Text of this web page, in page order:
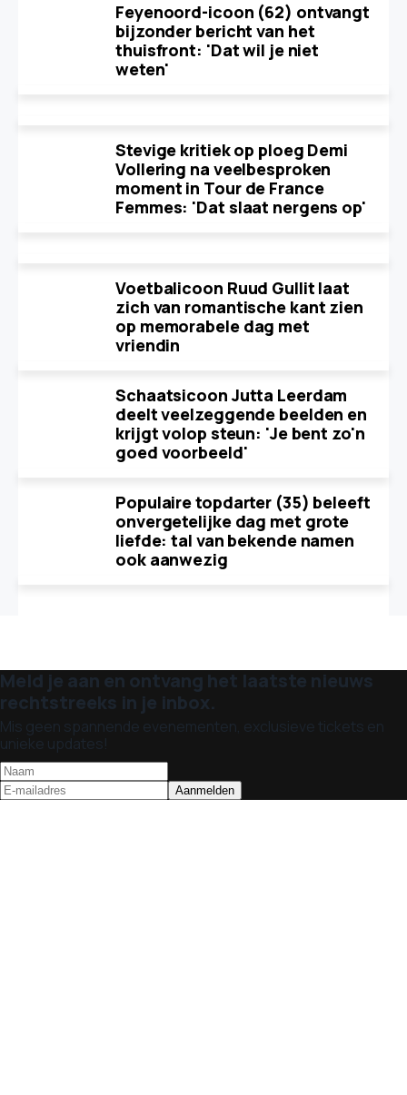
Feyenoord-icoon (62) ontvangt
bijzonder bericht van het
thuisfront: 'Dat wil je niet
weten'
Stevige kritiek op ploeg Demi
Vollering na veelbesproken
moment in Tour de France
Femmes: 'Dat slaat nergens op'
Voetbalicoon Ruud Gullit laat
zich van romantische kant zien
op memorabele dag met
vriendin
Schaatsicoon Jutta Leerdam
deelt veelzeggende beelden en
krijgt volop steun: 'Je bent zo'n
goed voorbeeld'
Populaire topdarter (35) beleeft
onvergetelijke dag met grote
liefde: tal van bekende namen
ook aanwezig
Meld je aan en ontvang het laatste nieuws
rechtstreeks in je inbox.
Mis geen spannende evenementen, exclusieve tickets en
unieke updates!